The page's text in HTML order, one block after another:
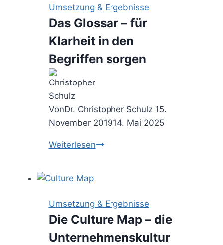
Kurzvorstellung
Deiner
Beratung
Umsetzung & Ergebnisse
Das Glossar – für
Klarheit in den
Begriffen sorgen
VonDr. Christopher Schulz 15.
November 201914. Mai 2025
WeiterlesenDas
in
den
Begriffen
Umsetzung & Ergebnisse
Die Culture Map – die
Unternehmenskultur